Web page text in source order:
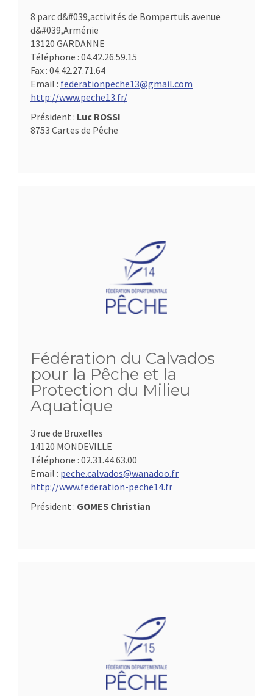
8 parc d&#039,activités de Bompertuis avenue
d&#039,Arménie
13120 GARDANNE
Téléphone : 04.42.26.59.15
Fax : 04.42.27.71.64
Email : federationpeche13@gmail.com
http://www.peche13.fr/
Président : Luc ROSSI
8753 Cartes de Pêche
Fédération du Calvados
pour la Pêche et la
Protection du Milieu
Aquatique
3 rue de Bruxelles
14120 MONDEVILLE
Téléphone : 02.31.44.63.00
Email : peche.calvados@wanadoo.fr
http://www.federation-peche14.fr
Président : GOMES Christian